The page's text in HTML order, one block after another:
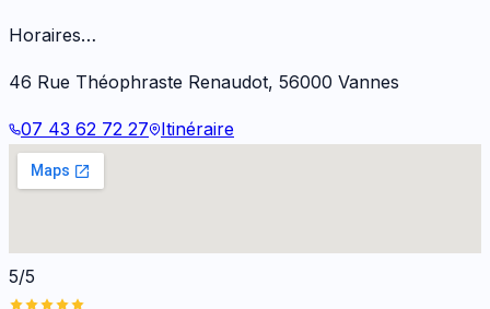
Horaires…
46 Rue Théophraste Renaudot, 56000 Vannes
07 43 62 72 27 Itinéraire
5/5